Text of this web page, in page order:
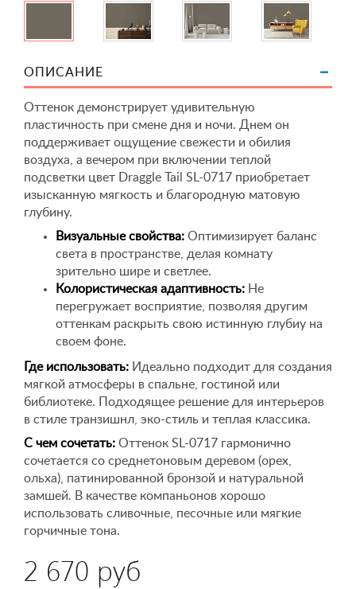
ОПИСАНИЕ
Оттенок демонстрирует удивительную
пластичность при смене дня и ночи. Днем он
поддерживает ощущение свежести и обилия
воздуха, а вечером при включении теплой
подсветки цвет Draggle Tail SL-0717 приобретает
изысканную мягкость и благородную матовую
глубину.
Визуальные свойства: Оптимизирует баланс
света в пространстве, делая комнату
зрительно шире и светлее.
Колористическая адаптивность: Не
перегружает восприятие, позволяя другим
оттенкам раскрыть свою истинную глубиу на
своем фоне.
Где использовать: Идеально подходит для создания
мягкой атмосферы в спальне, гостиной или
библиотеке. Подходящее решение для интерьеров
в стиле транзишнл, эко-стиль и теплая классика.
С чем сочетать: Оттенок SL-0717 гармонично
сочетается со среднетоновым деревом (орех,
ольха), патинированной бронзой и натуральной
замшей. В качестве компаньонов хорошо
использовать сливочные, песочные или мягкие
горчичные тона.
2 670 руб